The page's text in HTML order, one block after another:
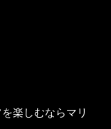
楽しむならマリ